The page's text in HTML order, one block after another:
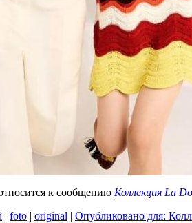
к сообщению Коллекция La
| foto | original | Опубликовано для: